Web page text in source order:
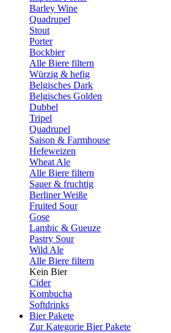
Barley Wine
Quadrupel
Stout
Porter
Bockbier
Alle Biere filtern
Würzig & hefig
Belgisches Dark
Belgisches Golden
Dubbel
Tripel
Quadrupel
Saison & Farmhouse
Hefeweizen
Wheat Ale
Alle Biere filtern
Sauer & fruchtig
Berliner Weiße
Fruited Sour
Gose
Lambic & Gueuze
Pastry Sour
Wild Ale
Alle Biere filtern
Kein Bier
Cider
Kombucha
Softdrinks
Bier Pakete
Zur Kategorie Bier Pakete